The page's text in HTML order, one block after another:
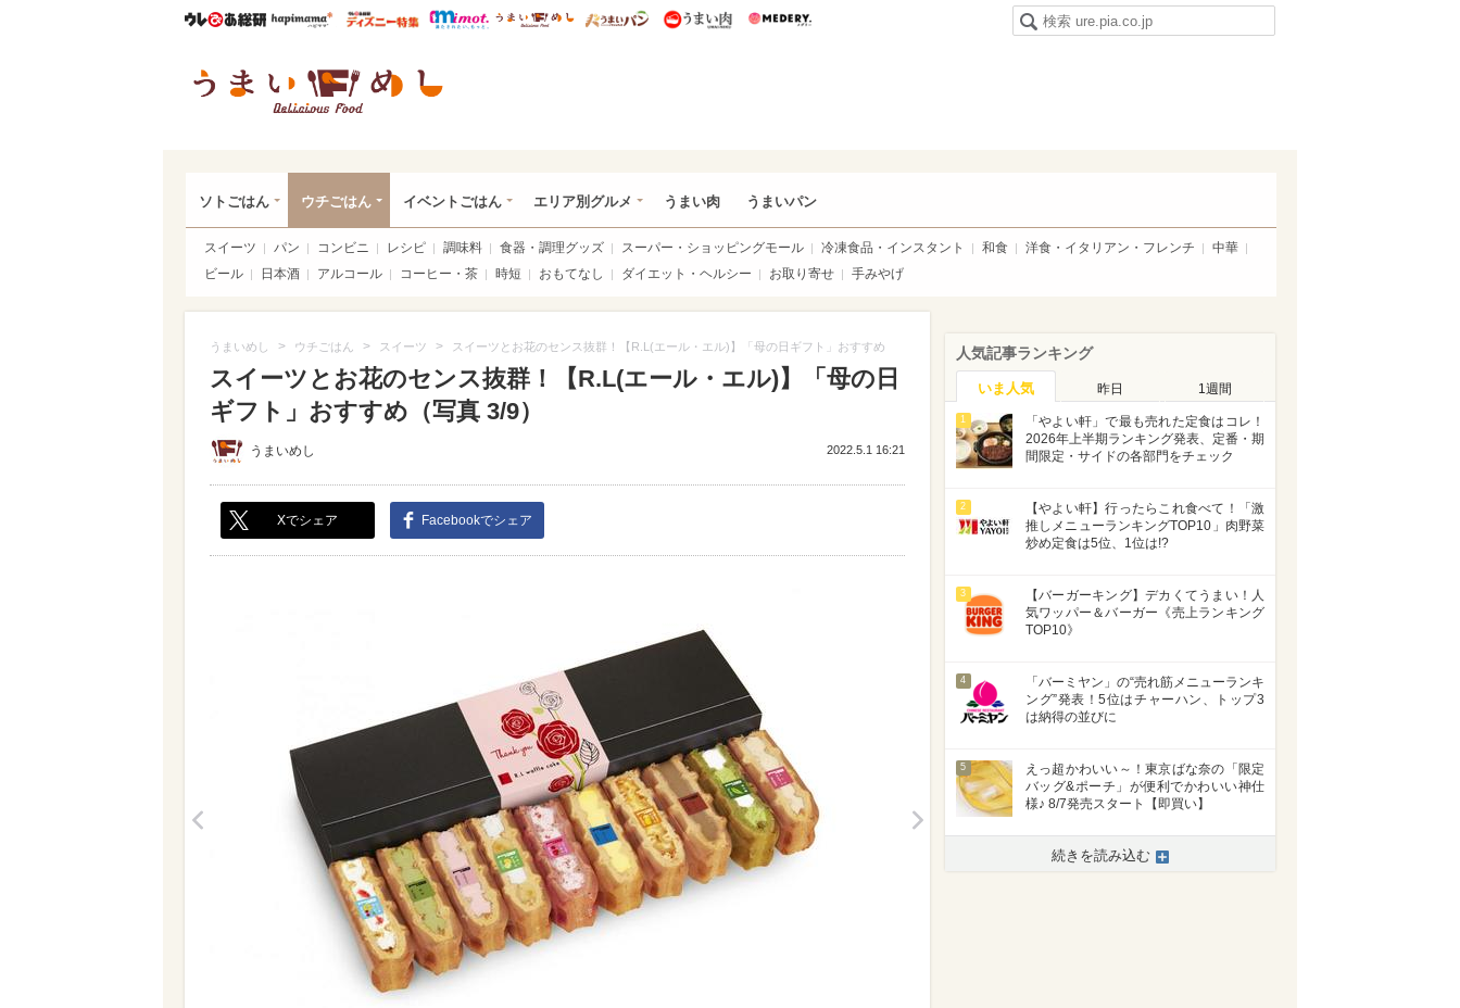
ウレぴあ総研ハピママ* ウレぴあ総研 ディズニー特集
mimot. うまいめし うまいパン うまい肉
ソトごはん ウチごはん イベントごはん エリア別グルメ うまい肉 うまいパン
スイーツ パン コンビニ レシピ 調味料 食器・調理グッズ スーパー・ショッピングモール 冷凍食品・インスタント 和食 洋食・イタリアン・フレンチ
中華
ビール
日本酒 アルコール コーヒー・茶 時短 おもてなし ダイエット・ヘルシー お取り寄せ 手みやげ
うまいめし > ウチごはん > スイーツ > スイーツとお花のセンス抜群！【R.L(エール・エル)】「母の日ギフト」おすすめ
スイーツとお花のセンス抜群！【R.L(エール・エル)】「母の日
ギフト」おすすめ（写真 3/9）
うまいめし 2022.5.1 16:21
Xでシェア Facebookでシェア
>
人気記事ランキング
いま人気 昨日 1週間
1
「やよい軒」で最も売れた定食はコレ！
2026年上半期ランキング発表、定番・期
間限定・サイドの各部門をチェック
2
【やよい軒】行ったらこれ食べて！「激
推しメニューランキングTOP10」肉野菜
炒め定食は5位、1位は!?
3
【バーガーキング】デカくてうまい！人
気ワッパー＆バーガー《売上ランキング
TOP10》
4
「バーミヤン」の“売れ筋メニューランキ
ング”発表！5位はチャーハン、トップ3
は納得の並びに
5
えっ超かわいい～！東京ばな奈の「限定
バッグ&ポーチ」が便利でかわいい神仕
様♪ 8/7発売スタート【即買い】
続きを読み込む